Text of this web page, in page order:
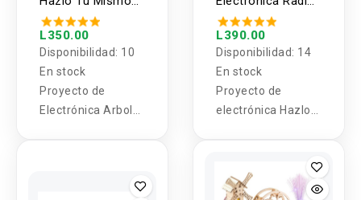
como fuente de
alimentación
principal.
(DIY)
L350.00
Disponibilidad: 10
En stock
Proyecto de
Electrónica Arbol
FM (DIY)
L390.00
Disponibilidad: 14
En stock
Proyecto de
electrónica Hazlo